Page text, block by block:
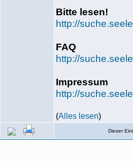
Bitte lesen!
http://
FAQ
http://
Impressum
http://
(Alles lesen)
Dieser